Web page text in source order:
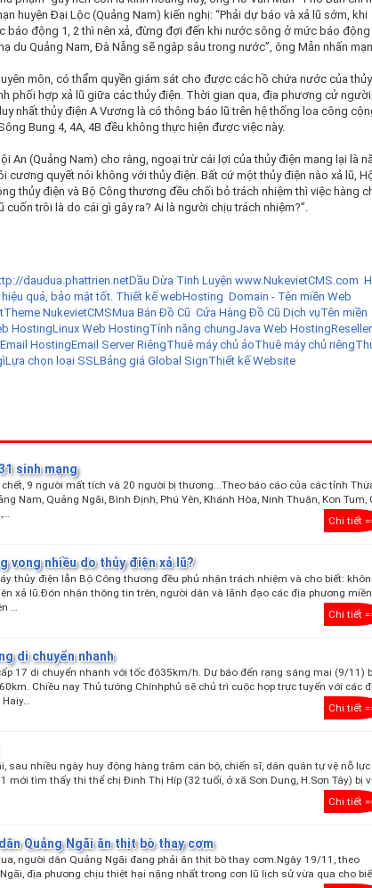
huyện Đại Lộc (Quảng Nam) kiến nghị: “Phải dự báo và xả lũ sớm, khi
động 1, 2 thì nên xả, đừng đợi đến khi nước sông ở mức báo động
du Quảng Nam, Đà Nẵng sẽ ngập sâu trong nước”, ông Mẫn nhấn
môn, có thẩm quyền giám sát cho được các hồ chứa nước của thủy
phối hợp xả lũ giữa các thủy điện. Thời gian qua, địa phương cử người
nhất thủy điện A Vương là có thông báo lũ trên hệ thống loa công
Bung 4, 4A, 4B đều không thực hiện được việc này.
An (Quảng Nam) cho rằng, ngoại trừ cái lợi của thủy điện mang lại là
cương quyết nói không với thủy điện. Bất cứ một thủy điện nào xả lũ,
thủy điện và Bộ Công thương đều chối bỏ trách nhiệm thì việc hàng
trôi là do cái gì gây ra? Ai là người chịu trách nhiệm?”.
daudua.phattrien.netDầu Dừa Tinh Luyện www.NukevietCMS.com
quả, bảo mật tốt. Thiết kế webHosting Domain - Tên miền Web
Theme NukevietCMSMua Bán Đồ Cũ Cửa Hàng Đồ Cũ Dịch vụTên miền
HostingLinux Web HostingTính năng chungJava Web HostingReseller
Email HostingEmail Server RiêngThuê máy chủ ảoThuê máy chủ riêng
Lựa chọn loại SSLBảng giá Global SignThiết kế Website
sinh mạng
9 người mất tích và 20 người bị thương...Theo báo cáo của các tỉnh
Nam, Quảng Ngãi, Bình Định, Phú Yên, Khánh Hòa, Ninh Thuận, Kon Tum,
Chi tiết
vong nhiều do thủy điện xả lũ?
thủy điện lẫn Bộ Công thương đều phủ nhận trách nhiệm và cho biết:
xả lũ.Đón nhận thông tin trên, người dân và lãnh đạo các địa phương miền
…
Chi tiết
di chuyển nhanh
17 di chuyển nhanh với tốc độ35km/h. Dự báo đến rạng sáng mai (9/11)
Chiều nay Thủ tướng Chínhphủ sẽ chủ trì cuộc họp trực tuyến với các
Chi tiết
sau nhiều ngày huy động hàng trăm cán bộ, chiến sĩ, dân quân tự vệ nỗ lực
mới tìm thấy thi thể chị Đinh Thị Híp (32 tuổi, ở xã Sơn Dung, H.Sơn Tây) bị
Chi tiết
Quảng Ngãi ăn thịt bò thay cơm
người dân Quảng Ngãi đang phải ăn thịt bò thay cơm.Ngày 19/11, theo
địa phương chịu thiệt hại nặng nhất trong cơn lũ lịch sử vừa qua cho